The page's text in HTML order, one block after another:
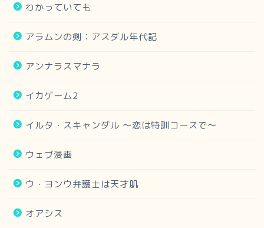
わかっていても
アラムンの剣：アスダル年代記
アンナラスマナラ
イカゲーム2
イルタ・スキャンダル 〜恋は特訓コースで〜
ウェブ漫画
ウ・ヨンウ弁護士は天才肌
オアシス